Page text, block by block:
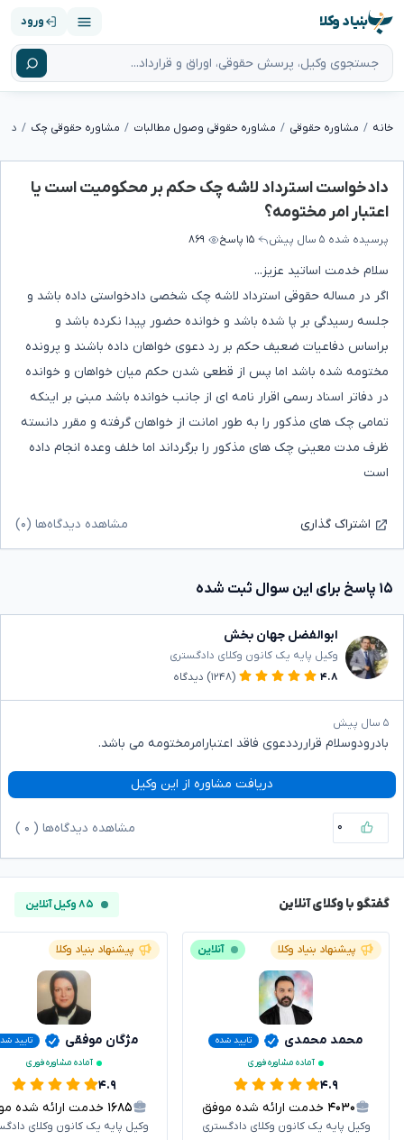
بنیاد وکلا ورود
خانه مشاوره حقوقی مشاوره حقوقی وصول مطالبات مشاوره حقوقی چک
دادخواست استرداد لاشه چک حکم بر محکومیت است یا
اعتبار امر مختومه؟
پرسیده شده ۵ سال پیش ۱۵ پاسخ ۸۶۹
سلام خدمت اساتید عزیز...
اگر در مساله حقوقی استرداد لاشه چک شخصی دادخواستی داده باشد و
جلسه رسیدگی بر پا شده باشد و خوانده حضور پیدا نکرده باشد و
براساس دفاعیات ضعیف حکم بر رد دعوی خواهان داده باشند و پرونده
مختومه شده باشد اما پس از قطعی شدن حکم میان خواهان و خوانده
در دفاتر اسناد رسمی اقرار نامه ای از جانب خوانده باشد مبنی بر اینکه
تمامی چک های مذکور را به طور امانت از خواهان گرفته و مقرر دانسته
ظرف مدت معینی چک های مذکور را برگرداند اما خلف وعده انجام داده
است
اشتراک گذاری مشاهده دیدگاه‌ها (۰)
۱۵ پاسخ برای این سوال ثبت شده
ابوالفضل جهان بخش
وکیل پایه یک کانون وکلای دادگستری
۴.۸
(۱۲۴۸) دیدگاه
۵ سال پیش
بادرودوسلام قراررددعوی فاقد اعتبارامرمختومه می باشد.
دریافت مشاوره از این وکیل
۰ مشاهده دیدگاه‌ها ( ۰
گفتگو با وکلای آنلاین ۸۵ وکیل آنلاین
پیشنهاد بنیاد وکلا آنلاین
محمد محمدی
تایید شده
آماده مشاوره فوری
۴.۹
۴۰۳۰ خدمت ارائه شده موفق
وکیل پایه یک کانون وکلای دادگستری
پیشنهاد بنیاد وکلا
مژگان موفقی
تایید
آماده مشاوره فوری
۴.۹
۱۶۸۵ خدمت ارائه شده موفق
وکیل پایه یک کانون وکلای